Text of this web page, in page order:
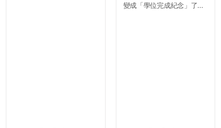
變成「學位完成紀念」了...